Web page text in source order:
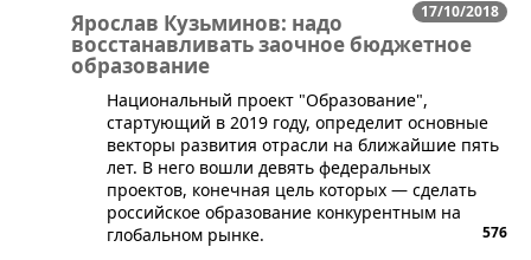
17/10/2018
Ярослав Кузьминов: надо
восстанавливать заочное бюджетное
образование
Национальный проект "Образование",
стартующий в 2019 году, определит основные
векторы развития отрасли на ближайшие пять
лет. В него вошли девять федеральных
проектов, конечная цель которых — сделать
российское образование конкурентным на
глобальном рынке.
576